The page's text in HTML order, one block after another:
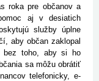
pre občanov a
aj v desiatich
služby úplne
aby občan zaklopal
bez toho, aby si ho
sa môžu obrátiť
telefonicky, e-